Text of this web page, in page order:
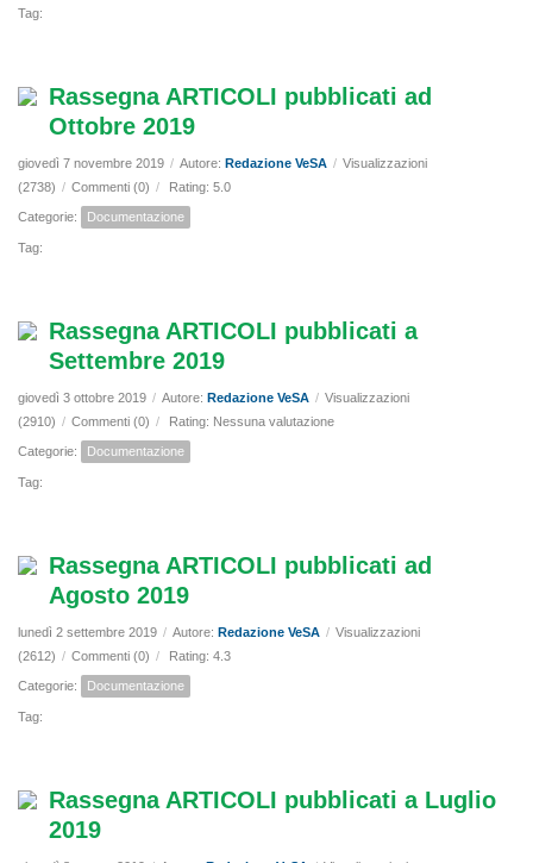
Tag:
Rassegna ARTICOLI pubblicati ad
Ottobre 2019
giovedì 7 novembre 2019 / Autore: Redazione VeSA / Visualizzazioni
(2738) / Commenti (0) / Rating: 5.0
Categorie: Documentazione
Tag:
Rassegna ARTICOLI pubblicati a
Settembre 2019
giovedì 3 ottobre 2019 / Autore: Redazione VeSA / Visualizzazioni
(2910) / Commenti (0) / Rating: Nessuna valutazione
Categorie: Documentazione
Tag:
Rassegna ARTICOLI pubblicati ad
Agosto 2019
lunedì 2 settembre 2019 / Autore: Redazione VeSA / Visualizzazioni
(2612) / Commenti (0) / Rating: 4.3
Categorie: Documentazione
Tag:
Rassegna ARTICOLI pubblicati a Luglio
2019